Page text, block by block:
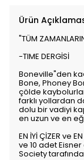
Ürün
"TÜM
-TIME DERGİSİ
Boneville"den
Bone, Phoney
çölde
farklı yollardan
dolu bir vadiyi
en uzun ve en
EN İYİ ÇİZER ve
ve 10 adet
Society